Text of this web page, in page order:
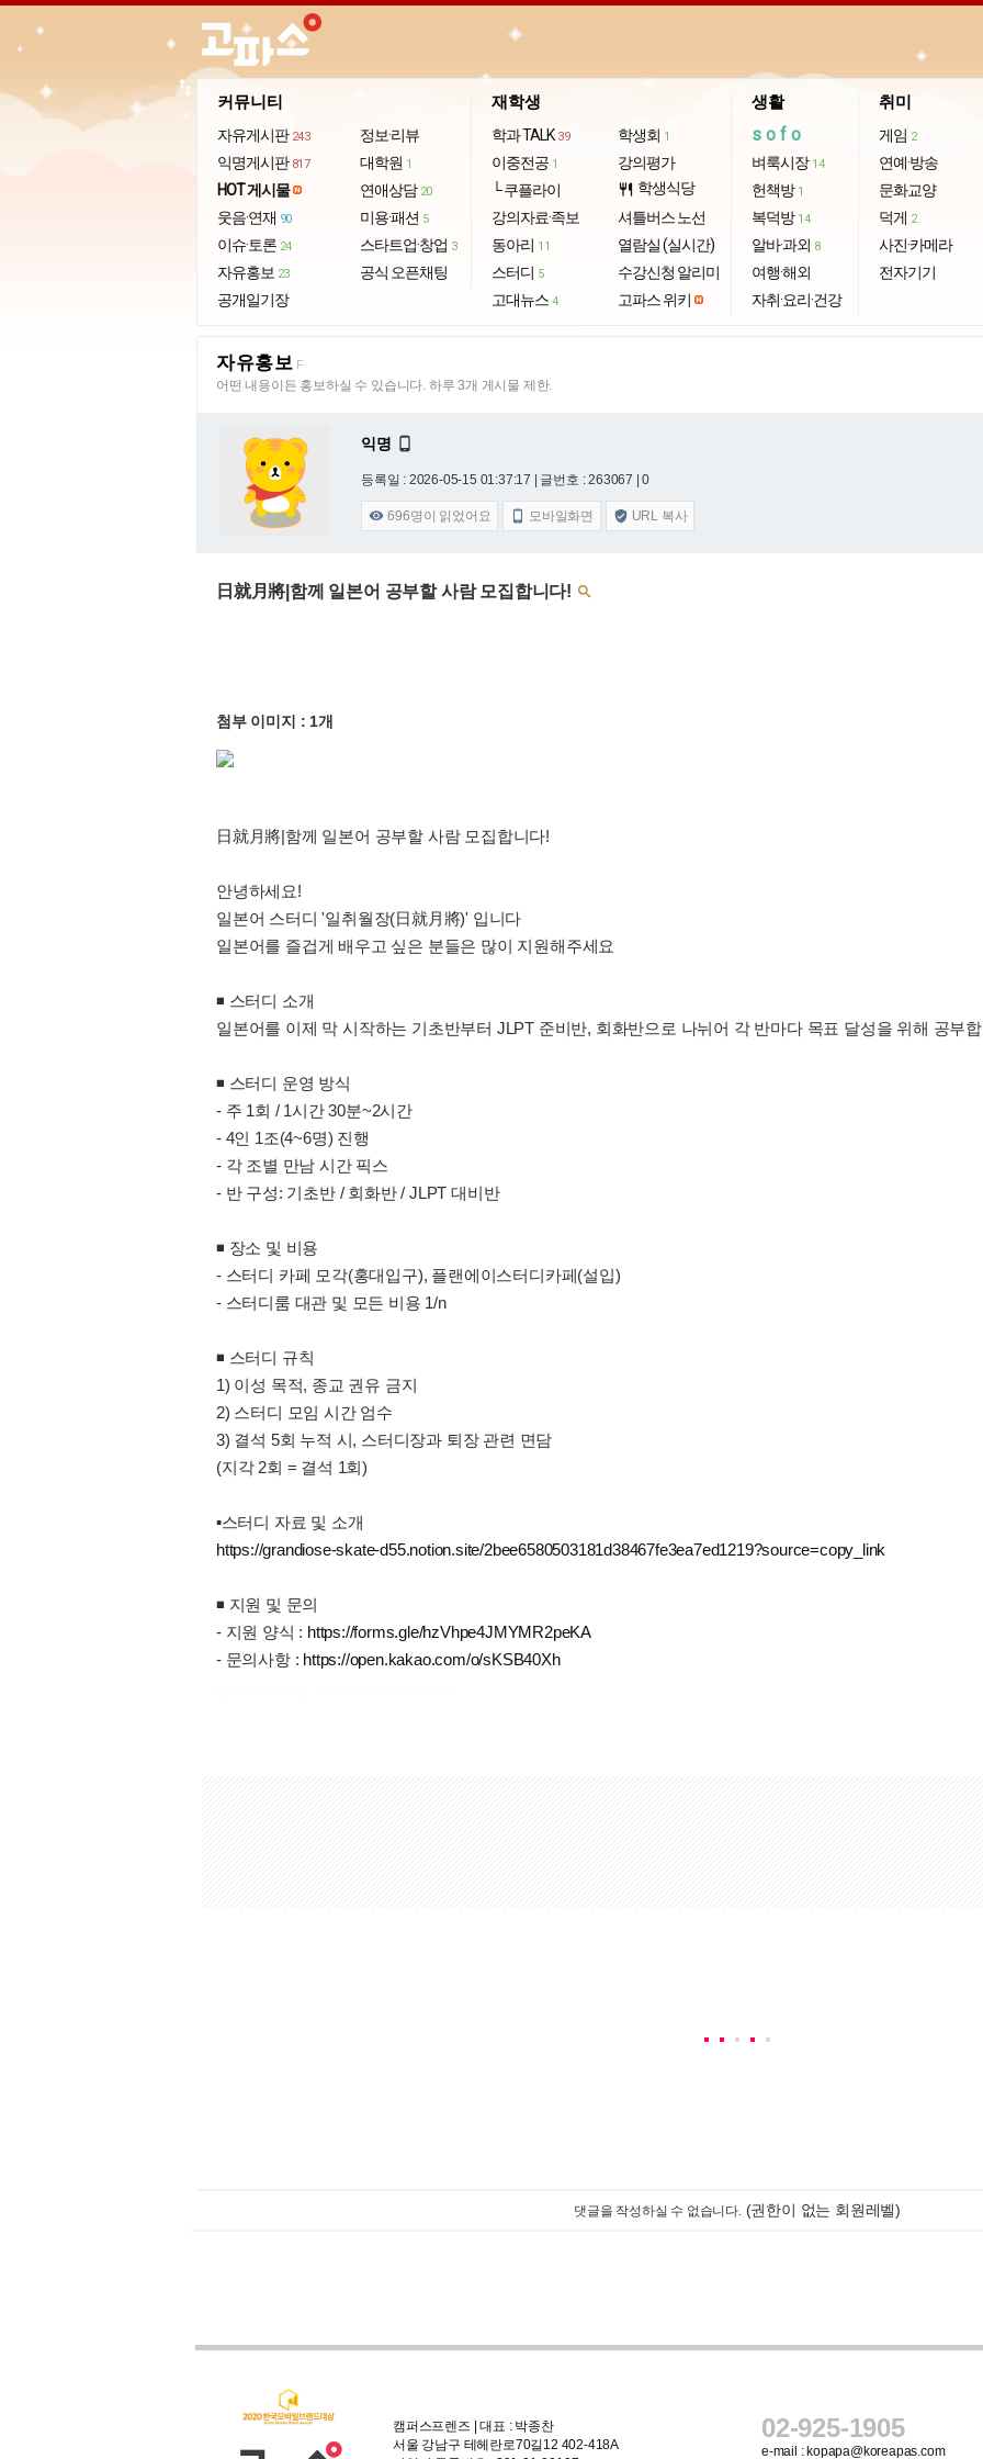
커뮤니티
자유게시판 243
익명게시판 817
HOT 게시물
웃음·연재 90
이슈·토론 24
자유홍보 23
공개일기장
정보·리뷰
대학원 1
연애상담 20
미용·패션 5
스타트업·창업 3
공식 오픈채팅
재학생
학과 TALK 39
이중전공 1
└ 쿠플라이
강의자료·족보
동아리 11
스터디 5
고대뉴스 4
학생회 1
강의평가
restaurant 학생식당
셔틀버스 노선
열람실 (실시간)
수강신청 알리미
고파스 위키
생활
sofo
벼룩시장 14
헌책방 1
복덕방 14
알바·과외 8
여행·해외
자취·요리·건강
취미
게임 2
연예·방송
문화교양
덕게 2
사진·카메라
전자기기
import_export
자유홍보 F
어떤 내용이든 홍보하실 수 있습니다. 하루 3개 게시물 제한.
익명 
등록일 : 2026-05-15 01:37:17 | 글번호 : 263067 | 0
 696명이 읽었어요  모바일화면  URL 복사
日就月將|함께 일본어 공부할 사람 모집합니다! 
첨부 이미지 : 1개
日就月將|함께 일본어 공부할 사람 모집합니다!
안녕하세요!
일본어 스터디 '일취월장(日就月將)' 입니다
일본어를 즐겁게 배우고 싶은 분들은 많이 지원해주세요
◾️ 스터디 소개
일본어를 이제 막 시작하는 기초반부터 JLPT 준비반, 회화반으로 나뉘어 각 반마다 목표 달성을 위해 공부
◾️ 스터디 운영 방식
- 주 1회 / 1시간 30분~2시간
- 4인 1조(4~6명) 진행
- 각 조별 만남 시간 픽스
- 반 구성: 기초반 / 회화반 / JLPT 대비반
◾️ 장소 및 비용
- 스터디 카페 모각(홍대입구), 플랜에이스터디카페(설입)
- 스터디룸 대관 및 모든 비용 1/n
◾️ 스터디 규칙
1) 이성 목적, 종교 권유 금지
2) 스터디 모임 시간 엄수
3) 결석 5회 누적 시, 스터디장과 퇴장 관련 면담
(지각 2회 = 결석 1회)
▪️︎스터디 자료 및 소개
https://grandiose-skate-d55.notion.site/2bee6580503181d38467fe3ea7ed1219?source=copy_link
◾️ 지원 및 문의
- 지원 양식 : https://forms.gle/hzVhpe4JMYMR2peKA
- 문의사항 : https://open.kakao.com/o/sKSB40Xh
댓글을 작성하실 수 없습니다. (권한이 없는 회원레벨)
캠퍼스프렌즈 | 대표 : 박종찬
서울 강남구 테헤란로70길12 402-418A
02-925-1905
e-mail : kopapa@koreapas.com